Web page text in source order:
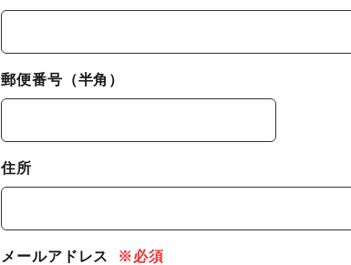
郵便番号（半角）
住所
メールアドレス ※必須